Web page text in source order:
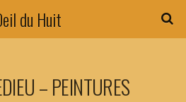
du Huit
– PEINTURES